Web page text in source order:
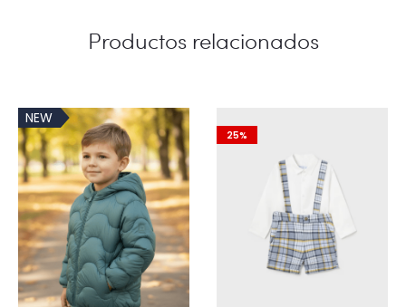
Productos relacionados
NEW
25%